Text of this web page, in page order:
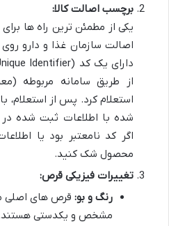
برچسب اصالت کالا:
یکی از مطمئن ترین راه ها
اصالت سازمان غذا و دارو
از طریق سامانه مربوطه
استعلام کرد. پس از
شده با اطلاعات ثبت شده
اگر کد نامعتبر بود یا
محصول شک کنید.
تغییرات فیزیکی قرص:
رنگ و بو: قرص های اصلی
مشخص و یکدستی هستند.